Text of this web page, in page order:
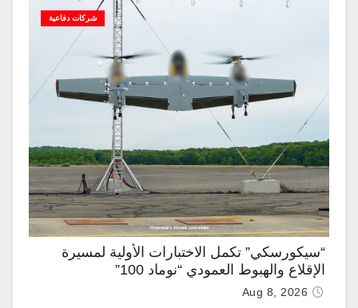
شركات دفاعية
“سيكورسكي” تكمل الاختبارات الأولية لمسيرة
الإقلاع والهبوط العمودي “نوماد 100”
Aug 8, 2026